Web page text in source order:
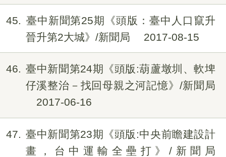
45
臺中新聞第25期《頭版：臺中人口竄升
晉升第2大城》/新聞局
2017-08-15
46
臺中新聞第24期《頭版:葫蘆墩圳、軟埤
仔溪整治－找回母親之河記憶》/新聞局
2017-06-16
47
臺中新聞第23期《頭版:中央前瞻建設計
畫，台中運輸全壘打》/新聞局